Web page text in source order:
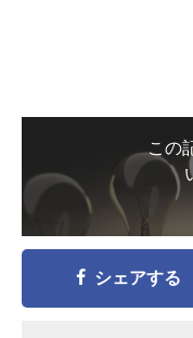
この
シェアする